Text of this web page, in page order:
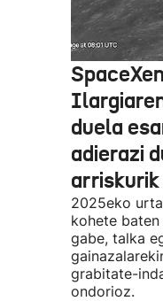
duela
adierazi
2025eko
kohete
gabe, talka
grabitate-
ondorioz.